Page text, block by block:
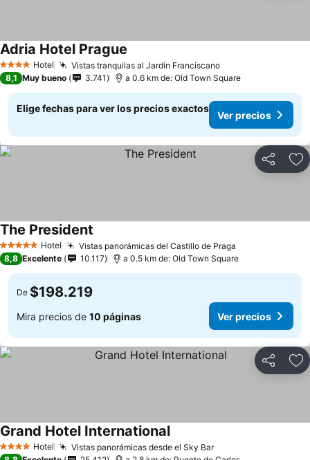
4 EstrellasHotel Vistas tranquilas al Jardín FranciscanoVer precios
Adria Hotel Prague
8,1 Muy bueno 3.741 a 0.6 km de: Old Town Square
Elige fechas para ver los precios exactos
Ver precios
Compartir
5 Estrellas Hotel Vistas panorámicas del Castillo de Praga
The President
8,8 Excelente 10.117 a 0.5 km de: Old Town Square
De $198.219
Mira precios de 10 páginas Ver precios
Compartir
4 EstrellasHotel Vistas panorámicas desde el Sky BarVer precios
Grand Hotel InternationalVer precios